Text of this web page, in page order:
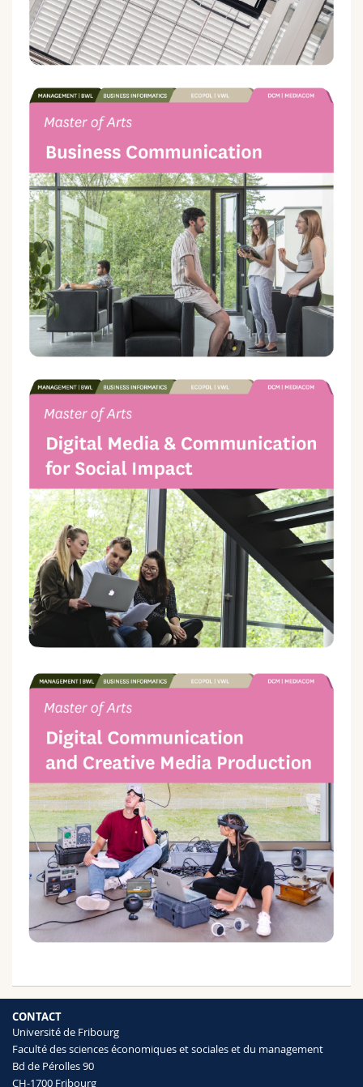
CONTACT
Université de Fribourg
Faculté des sciences économiques et sociales et du management
Bd de Pérolles 90
CH-1700 Fribourg